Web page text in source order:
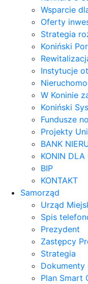
Wsparcie
Oferty
Strategia
Koniński
Instytucje
W Koninie
Koniński
Fundusze
Projekty
BANK
KONIN DLA
BIP
KONTAKT
Samorząd
Urząd
Spis
Prezydent
Zastępcy
Strategia
Plan Smart